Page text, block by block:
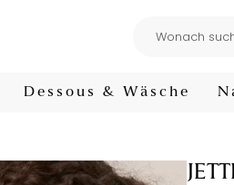
Dessous & Wäsche